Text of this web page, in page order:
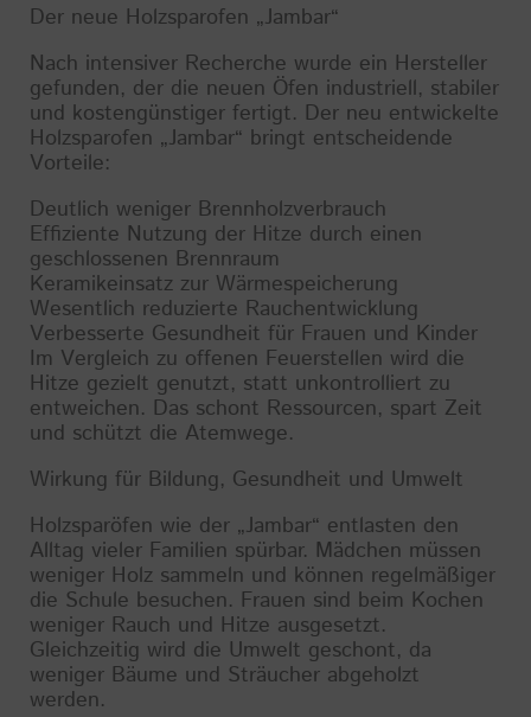
Der neue Holzsparofen „Jambar“
Nach intensiver Recherche wurde ein Hersteller
gefunden, der die neuen Öfen industriell, stabiler
und kostengünstiger fertigt. Der neu entwickelte
Holzsparofen „Jambar“ bringt entscheidende
Vorteile:
Deutlich weniger Brennholzverbrauch
Effiziente Nutzung der Hitze durch einen
geschlossenen Brennraum
Keramikeinsatz zur Wärmespeicherung
Wesentlich reduzierte Rauchentwicklung
Verbesserte Gesundheit für Frauen und Kinder
Im Vergleich zu offenen Feuerstellen wird die
Hitze gezielt genutzt, statt unkontrolliert zu
entweichen. Das schont Ressourcen, spart Zeit
und schützt die Atemwege.
Wirkung für Bildung, Gesundheit und Umwelt
Holzsparöfen wie der „Jambar“ entlasten den
Alltag vieler Familien spürbar. Mädchen müssen
weniger Holz sammeln und können regelmäßiger
die Schule besuchen. Frauen sind beim Kochen
weniger Rauch und Hitze ausgesetzt.
Gleichzeitig wird die Umwelt geschont, da
weniger Bäume und Sträucher abgeholzt
werden.